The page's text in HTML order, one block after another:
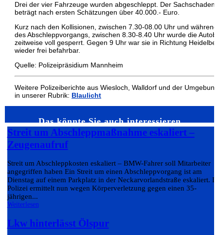
Drei der vier Fahrzeuge wurden abgeschleppt. Der Sachschaden
beträgt nach ersten Schätzungen über 40.000.- Euro.
Kurz nach den Kollisionen, zwischen 7.30-08.00 Uhr und während
des Abschleppvorgangs, zwischen 8.30-8.40 Uhr wurde die
zeitweise voll gesperrt. Gegen 9 Uhr war sie in Richtung
wieder frei befahrbar.
Quelle: Polizeipräsidium Mannheim
Weitere Polizeiberichte aus Wiesloch, Walldorf und der Umgebung
in unserer Rubrik: Blaulicht
Das könnte Sie auch interessieren…
Streit um Abschleppmaßnahme eskaliert –
Zeugenaufruf
Streit um Abschleppkosten eskaliert – BMW-Fahrer soll Mitarbeiter
angegriffen haben Ein Streit um einen Abschleppvorgang ist am
Dienstag auf einem Parkplatz in der Neckarvorlandstraße eskaliert.
Polizei ermittelt nun wegen Körperverletzung gegen einen 35-
jährigen...
Weiterlesen
Lkw hinterlässt Ölspur